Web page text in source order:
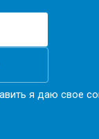
я даю свое